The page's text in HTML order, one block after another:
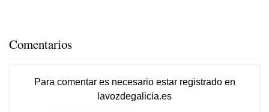
Comentarios
Para comentar es necesario estar registradoen
lavozdegalicia.es